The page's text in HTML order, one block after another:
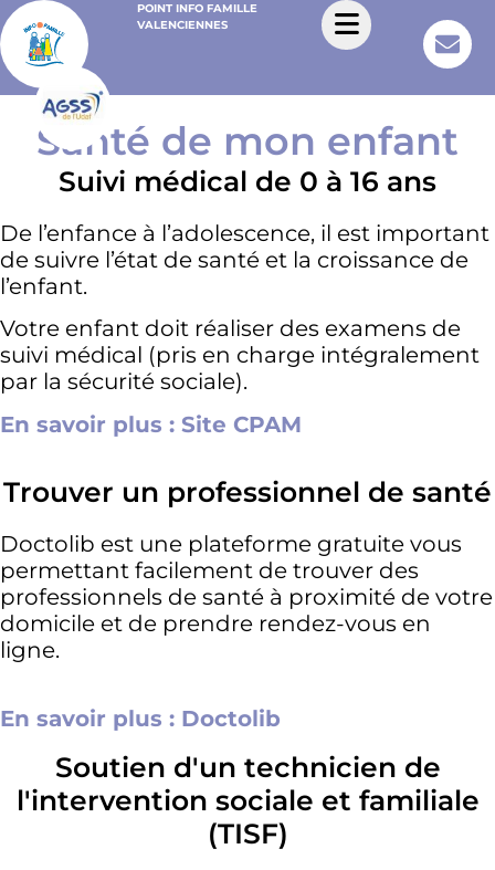
POINT INFO FAMILLE
VALENCIENNES
Santé de mon enfant
Suivi médical de 0 à 16 ans
De l’enfance à l’adolescence, il est important
de suivre l’état de santé et la croissance de
l’enfant.
Votre enfant doit réaliser des examens de
suivi médical (pris en charge intégralement
par la sécurité sociale).
En savoir plus : Site CPAM
Trouver un professionnel de santé
Doctolib est une plateforme gratuite vous
permettant facilement de trouver des
professionnels de santé à proximité de votre
domicile et de prendre rendez-vous en
ligne.
En savoir plus : Doctolib
Soutien d'un technicien de
l'intervention sociale et familiale
(TISF)